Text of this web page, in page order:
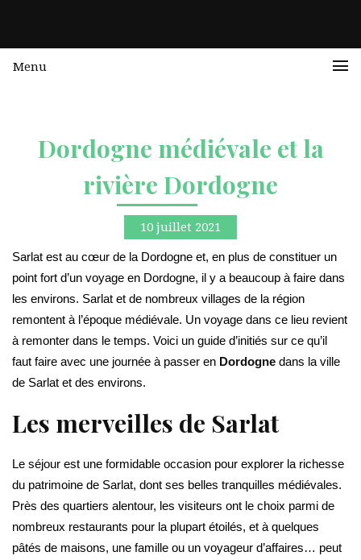
Menu
Dordogne médiévale et la
rivière Dordogne
10 juillet 2021
Sarlat est au cœur de la Dordogne et, en plus de constituer un
point fort d’un voyage en Dordogne, il y a beaucoup à faire dans
les environs. Sarlat et de nombreux villages de la région
remontent à l’époque médiévale. Un voyage dans ce lieu revient
à remonter dans le temps. Voici un guide d’initiés sur ce qu’il
faut faire avec une journée à passer en Dordogne dans la ville
de Sarlat et des environs.
Les merveilles de Sarlat
Le séjour est une formidable occasion pour explorer la richesse
du patrimoine de Sarlat, dont ses belles tranquilles médiévales.
Près des quartiers alentour, les visiteurs ont le choix parmi de
nombreux restaurants pour la plupart étoilés, et à quelques
pâtés de maisons, une famille ou un voyageur d’affaires… peut